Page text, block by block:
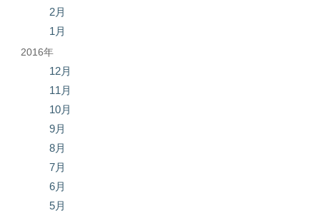
2月
1月
2016年
12月
11月
10月
9月
8月
7月
6月
5月